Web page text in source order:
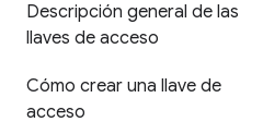
Descripción general de las
llaves de acceso
Cómo crear una llave de
acceso